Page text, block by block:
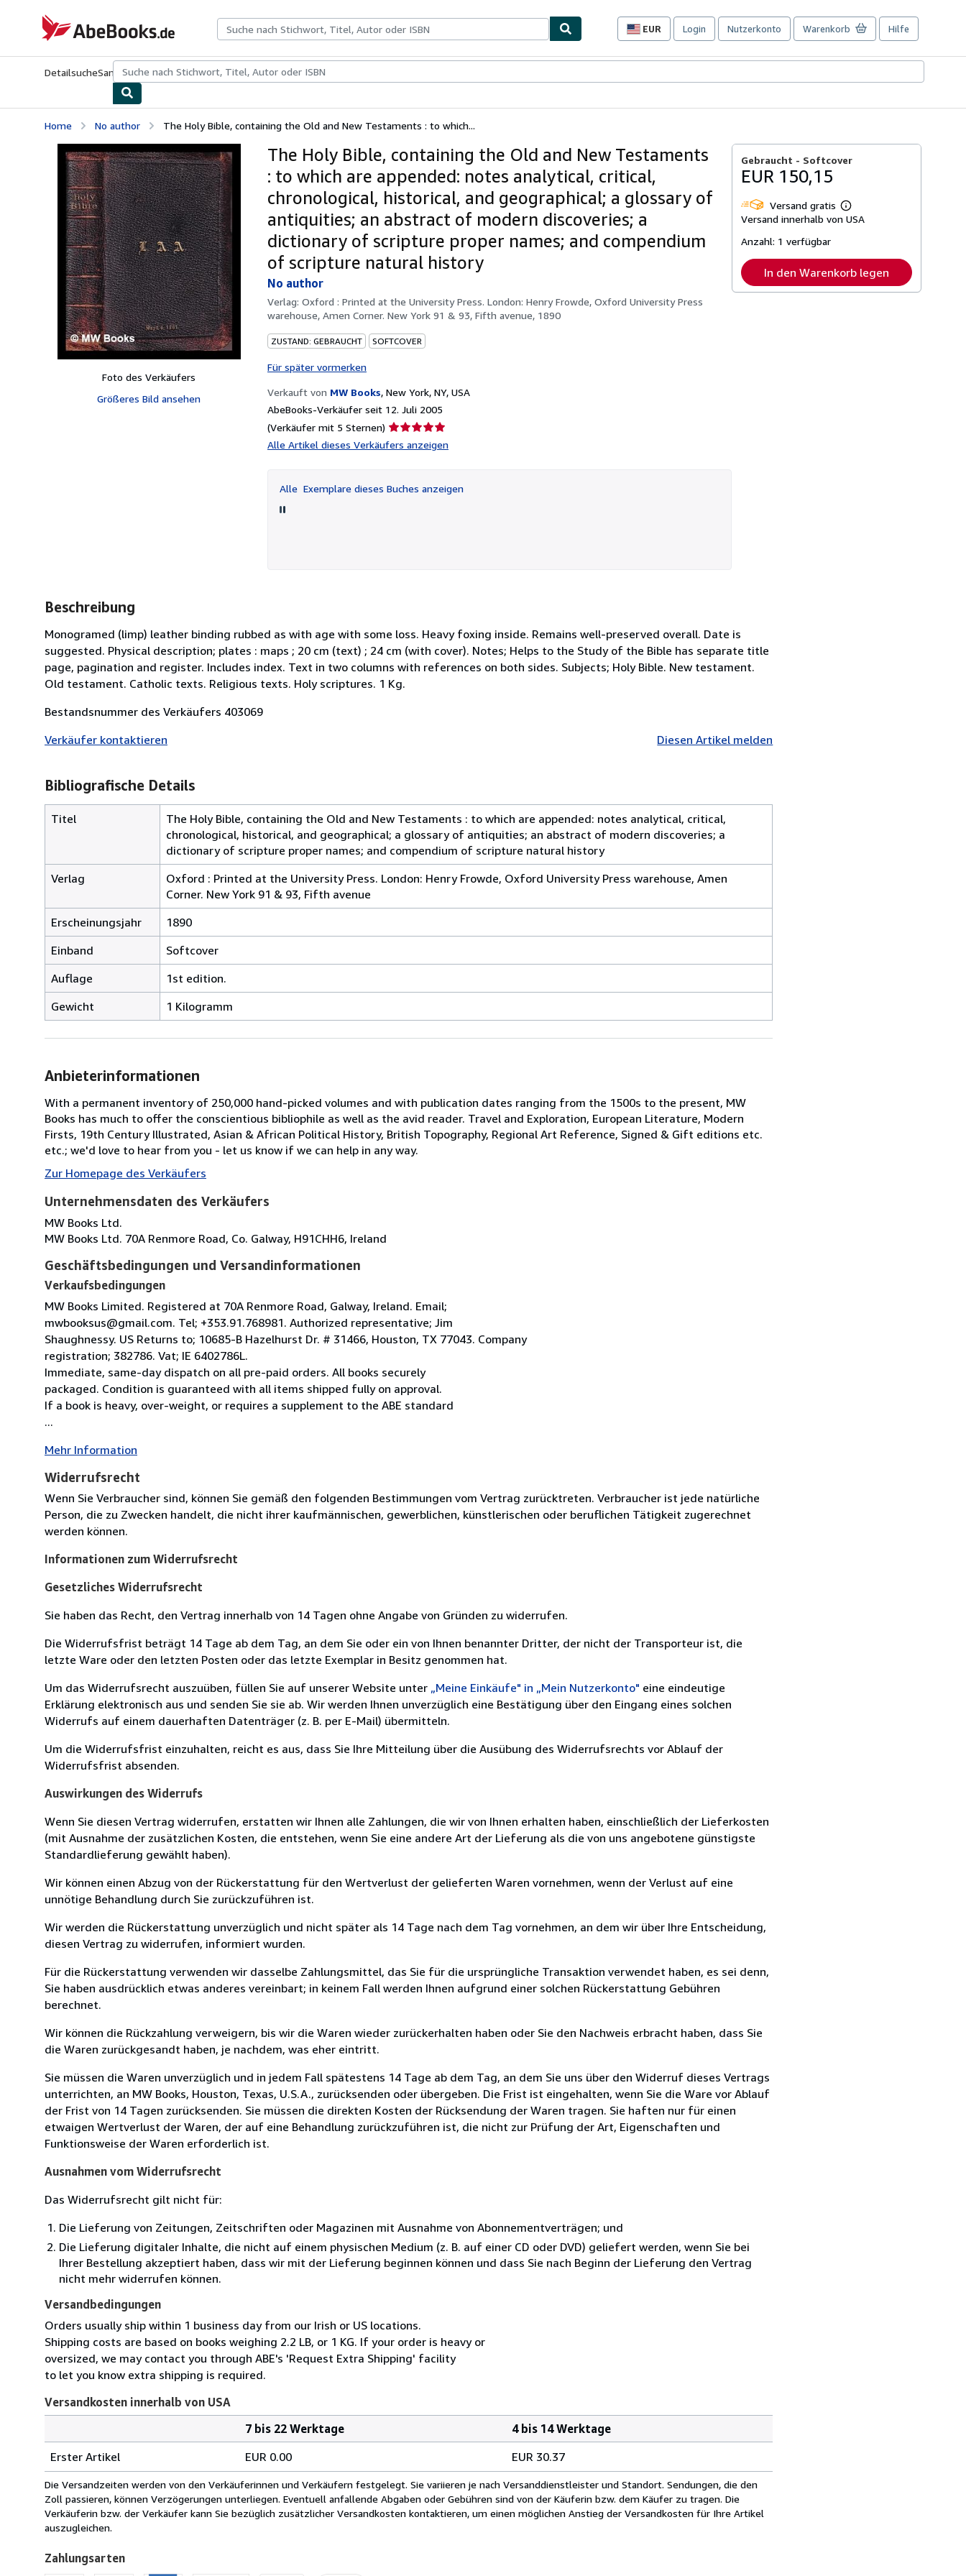
AbeBooks.de
EUR
Seite
Einkaufseinstellungen.
Login Nutzerkonto Warenkorb Hilfe
DetailsucheSammlungenAntiquarische BücherKunst & Sammlerstücke
Home No author The Holy Bible, containing the Old and New Testaments : to which...
Foto des Verkäufers
Größeres Bild ansehen
The Holy Bible, containing the Old and New Testaments
: to which are appended: notes analytical, critical,
chronological, historical, and geographical; a glossary of
antiquities; an abstract of modern discoveries; a
dictionary of scripture proper names; and compendium
of scripture natural history
No author
Verlag: Oxford : Printed at the University Press. London: Henry Frowde, Oxford University Press
warehouse, Amen Corner. New York 91 & 93, Fifth avenue, 1890
ZUSTAND: GEBRAUCHT SOFTCOVER
Für später vormerken
Verkauft von MW Books, New York, NY, USA
AbeBooks-Verkäufer seit 12. Juli 2005
(Verkäufer mit 5 Sternen) Verkäuferbewertung
5
Sternen
Alle Artikel dieses Verkäufers anzeigen
Alle Exemplare dieses Buches anzeigen
Gebraucht - Softcover
EUR 150,15
Versand gratis
Weitere
Informationen
Versand innerhalb von USA
Anzahl: 1 verfügbar
In den Warenkorb legen
Beschreibung
Monogramed (limp) leather binding rubbed as with age with some loss. Heavy foxing inside. Remains well-preserved overall. Date is
suggested. Physical description; plates : maps ; 20 cm (text) ; 24 cm (with cover). Notes; Helps to the Study of the Bible has separate title
page, pagination and register. Includes index. Text in two columns with references on both sides. Subjects; Holy Bible. New testament.
Old testament. Catholic texts. Religious texts. Holy scriptures. 1 Kg.
Bestandsnummer des Verkäufers 403069
Verkäufer kontaktieren
Diesen Artikel melden
Bibliografische Details
Titel
The Holy Bible, containing the Old and New Testaments : to which are appended: notes analytical, critical,
chronological, historical, and geographical; a glossary of antiquities; an abstract of modern discoveries; a
dictionary of scripture proper names; and compendium of scripture natural history
Verlag
Oxford : Printed at the University Press. London: Henry Frowde, Oxford University Press warehouse, Amen
Corner. New York 91 & 93, Fifth avenue
Erscheinungsjahr
1890
Einband
Softcover
Auflage
1st edition.
Gewicht
1 Kilogramm
Anbieterinformationen
With a permanent inventory of 250,000 hand-picked volumes and with publication dates ranging from the 1500s to the present, MW
Books has much to offer the conscientious bibliophile as well as the avid reader. Travel and Exploration, European Literature, Modern
Firsts, 19th Century Illustrated, Asian & African Political History, British Topography, Regional Art Reference, Signed & Gift editions etc.
etc.; we'd love to hear from you - let us know if we can help in any way.
Zur Homepage des Verkäufers
Unternehmensdaten des Verkäufers
MW Books Ltd.
MW Books Ltd. 70A Renmore Road, Co. Galway, H91CHH6, Ireland
Geschäftsbedingungen und Versandinformationen
Verkaufsbedingungen
MW Books Limited. Registered at 70A Renmore Road, Galway, Ireland. Email;
mwbooksus@gmail.com. Tel; +353.91.768981. Authorized representative; Jim
Shaughnessy. US Returns to; 10685-B Hazelhurst Dr. # 31466, Houston, TX 77043. Company
registration; 382786. Vat; IE 6402786L.
Immediate, same-day dispatch on all pre-paid orders. All books securely
packaged. Condition is guaranteed with all items shipped fully on approval.
If a book is heavy, over-weight, or requires a supplement to the ABE standard
...
Mehr Information
Widerrufsrecht
Wenn Sie Verbraucher sind, können Sie gemäß den folgenden Bestimmungen vom Vertrag zurücktreten. Verbraucher ist jede natürliche
Person, die zu Zwecken handelt, die nicht ihrer kaufmännischen, gewerblichen, künstlerischen oder beruflichen Tätigkeit zugerechnet
werden können.
Informationen zum Widerrufsrecht
Gesetzliches Widerrufsrecht
Sie haben das Recht, den Vertrag innerhalb von 14 Tagen ohne Angabe von Gründen zu widerrufen.
Die Widerrufsfrist beträgt 14 Tage ab dem Tag, an dem Sie oder ein von Ihnen benannter Dritter, der nicht der Transporteur ist, die
letzte Ware oder den letzten Posten oder das letzte Exemplar in Besitz genommen hat.
Um das Widerrufsrecht auszuüben, füllen Sie auf unserer Website unter „Meine Einkäufe" in „Mein Nutzerkonto" eine eindeutige
Erklärung elektronisch aus und senden Sie sie ab. Wir werden Ihnen unverzüglich eine Bestätigung über den Eingang eines solchen
Widerrufs auf einem dauerhaften Datenträger (z. B. per E-Mail) übermitteln.
Um die Widerrufsfrist einzuhalten, reicht es aus, dass Sie Ihre Mitteilung über die Ausübung des Widerrufsrechts vor Ablauf der
Widerrufsfrist absenden.
Auswirkungen des Widerrufs
Wenn Sie diesen Vertrag widerrufen, erstatten wir Ihnen alle Zahlungen, die wir von Ihnen erhalten haben, einschließlich der Lieferkosten
(mit Ausnahme der zusätzlichen Kosten, die entstehen, wenn Sie eine andere Art der Lieferung als die von uns angebotene günstigste
Standardlieferung gewählt haben).
Wir können einen Abzug von der Rückerstattung für den Wertverlust der gelieferten Waren vornehmen, wenn der Verlust auf eine
unnötige Behandlung durch Sie zurückzuführen ist.
Wir werden die Rückerstattung unverzüglich und nicht später als 14 Tage nach dem Tag vornehmen, an dem wir über Ihre Entscheidung,
diesen Vertrag zu widerrufen, informiert wurden.
Für die Rückerstattung verwenden wir dasselbe Zahlungsmittel, das Sie für die ursprüngliche Transaktion verwendet haben, es sei denn,
Sie haben ausdrücklich etwas anderes vereinbart; in keinem Fall werden Ihnen aufgrund einer solchen Rückerstattung Gebühren
berechnet.
Wir können die Rückzahlung verweigern, bis wir die Waren wieder zurückerhalten haben oder Sie den Nachweis erbracht haben, dass Sie
die Waren zurückgesandt haben, je nachdem, was eher eintritt.
Sie müssen die Waren unverzüglich und in jedem Fall spätestens 14 Tage ab dem Tag, an dem Sie uns über den Widerruf dieses Vertrags
unterrichten, an MW Books, Houston, Texas, U.S.A., zurücksenden oder übergeben. Die Frist ist eingehalten, wenn Sie die Ware vor Ablauf
der Frist von 14 Tagen zurücksenden. Sie müssen die direkten Kosten der Rücksendung der Waren tragen. Sie haften nur für einen
etwaigen Wertverlust der Waren, der auf eine Behandlung zurückzuführen ist, die nicht zur Prüfung der Art, Eigenschaften und
Funktionsweise der Waren erforderlich ist.
Ausnahmen vom Widerrufsrecht
Das Widerrufsrecht gilt nicht für:
Die Lieferung von Zeitungen, Zeitschriften oder Magazinen mit Ausnahme von Abonnementverträgen; und
Die Lieferung digitaler Inhalte, die nicht auf einem physischen Medium (z. B. auf einer CD oder DVD) geliefert werden, wenn Sie bei
Ihrer Bestellung akzeptiert haben, dass wir mit der Lieferung beginnen können und dass Sie nach Beginn der Lieferung den Vertrag
nicht mehr widerrufen können.
Versandbedingungen
Orders usually ship within 1 business day from our Irish or US locations.
Shipping costs are based on books weighing 2.2 LB, or 1 KG. If your order is heavy or
oversized, we may contact you through ABE's 'Request Extra Shipping' facility
to let you know extra shipping is required.
Versandkosten innerhalb von USA
innerhalb
von
USA
7 bis 22 Werktage
4 bis 14 Werktage
Erster Artikel
EUR 0.00 EUR 30.37
Die Versandzeiten werden von den Verkäuferinnen und Verkäufern festgelegt. Sie variieren je nach Versanddienstleister und Standort. Sendungen, die den
Zoll passieren, können Verzögerungen unterliegen. Eventuell anfallende Abgaben oder Gebühren sind von der Käuferin bzw. dem Käufer zu tragen. Die
Verkäuferin bzw. der Verkäufer kann Sie bezüglich zusätzlicher Versandkosten kontaktieren, um einen möglichen Anstieg der Versandkosten für Ihre Artikel
auszugleichen.
Zahlungsarten